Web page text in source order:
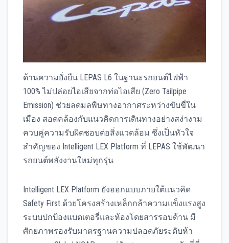
ด้านความยั่งยืน LEPAS L6 ในฐานะรถยนต์ไฟฟ้า
100% ไม่ปล่อยไอเสียจากท่อไอเสีย (Zero Tailpipe
Emission) ช่วยลดมลพิษทางอากาศระหว่างขับขี่ใน
เมือง สอดคล้องกับแนวคิดการเดินทางอย่างสง่างาม
ควบคู่ความรับผิดชอบต่อสิ่งแวดล้อม ซึ่งเป็นหัวใจ
สำคัญของ Intelligent LEX Platform ที่ LEPAS ใช้พัฒนา
รถยนต์พลังงานใหม่ทุกรุ่น
Intelligent LEX Platform ยังออกแบบภายใต้แนวคิด
Safety First ด้วยโครงสร้างเหล็กกล้าความแข็งแรงสูง
ระบบปกป้องแบตเตอรี่และห้องโดยสารรอบด้าน มี
ศักยภาพรองรับมาตรฐานความปลอดภัยระดับห้า